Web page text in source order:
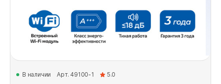
В наличии Арт. 49100-1 5.0